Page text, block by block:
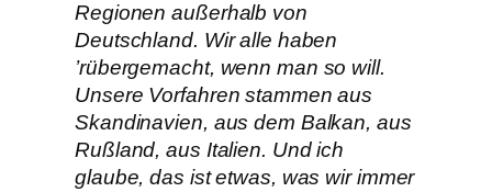
Regionen außerhalb von
Deutschland. Wir alle haben
’rübergemacht, wenn man so will.
Unsere Vorfahren stammen aus
Skandinavien, aus dem Balkan, aus
Rußland, aus Italien. Und ich
glaube, das ist etwas, was wir immer